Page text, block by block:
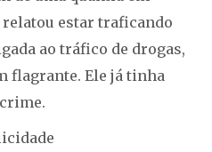
estar traficando
ao tráfico de drogas,
flagrante. Ele já tinha